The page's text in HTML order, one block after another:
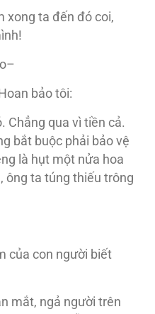
xong ta đến đó coi,
bảo tôi:
Chẳng qua vì tiền cả.
bắt buộc phải bảo vệ
là hụt một nửa hoa
ông ta túng thiếu trông
của con người biết
mắt, ngả người trên